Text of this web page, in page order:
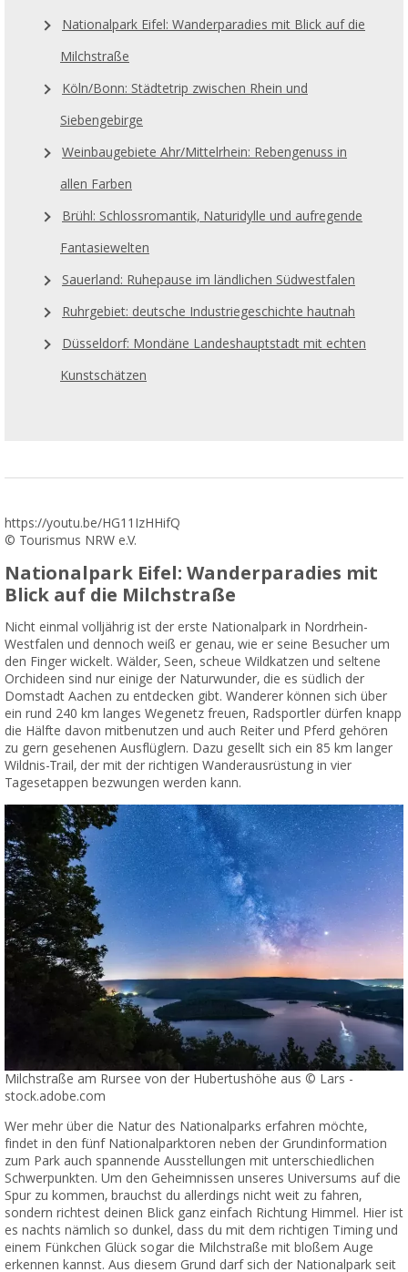
Nationalpark Eifel: Wanderparadies mit Blick auf die
Milchstraße
Köln/Bonn: Städtetrip zwischen Rhein und
Siebengebirge
Weinbaugebiete Ahr/Mittelrhein: Rebengenuss in
allen Farben
Brühl: Schlossromantik, Naturidylle und aufregende
Fantasiewelten
Sauerland: Ruhepause im ländlichen Südwestfalen
Ruhrgebiet: deutsche Industriegeschichte hautnah
Düsseldorf: Mondäne Landeshauptstadt mit echten
Kunstschätzen
https://youtu.be/HG11IzHHifQ
© Tourismus NRW e.V.
Nationalpark Eifel: Wanderparadies mit
Blick auf die Milchstraße
Nicht einmal volljährig ist der erste Nationalpark in Nordrhein-
Westfalen und dennoch weiß er genau, wie er seine Besucher um
den Finger wickelt. Wälder, Seen, scheue Wildkatzen und seltene
Orchideen sind nur einige der Naturwunder, die es südlich der
Domstadt Aachen zu entdecken gibt. Wanderer können sich über
ein rund 240 km langes Wegenetz freuen, Radsportler dürfen knapp
die Hälfte davon mitbenutzen und auch Reiter und Pferd gehören
zu gern gesehenen Ausflüglern. Dazu gesellt sich ein 85 km langer
Wildnis-Trail, der mit der richtigen Wanderausrüstung in vier
Tagesetappen bezwungen werden kann.
Milchstraße am Rursee von der Hubertushöhe aus © Lars -
stock.adobe.com
Wer mehr über die Natur des Nationalparks erfahren möchte,
findet in den fünf Nationalparktoren neben der Grundinformation
zum Park auch spannende Ausstellungen mit unterschiedlichen
Schwerpunkten. Um den Geheimnissen unseres Universums auf die
Spur zu kommen, brauchst du allerdings nicht weit zu fahren,
sondern richtest deinen Blick ganz einfach Richtung Himmel. Hier ist
es nachts nämlich so dunkel, dass du mit dem richtigen Timing und
einem Fünkchen Glück sogar die Milchstraße mit bloßem Auge
erkennen kannst. Aus diesem Grund darf sich der Nationalpark seit